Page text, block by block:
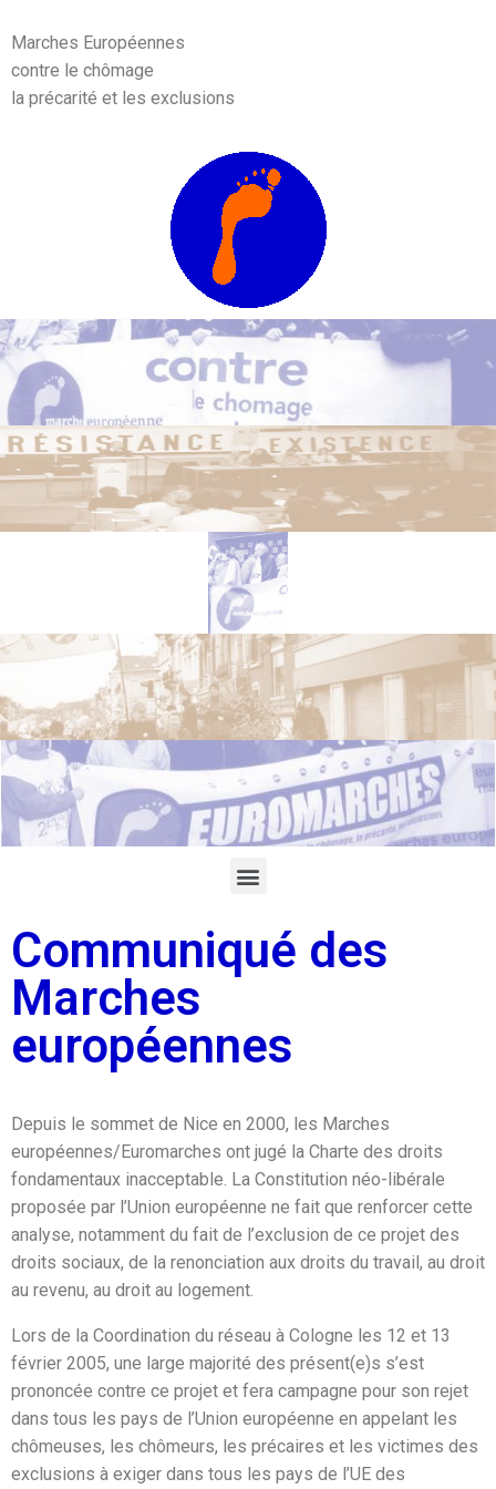
Marches Européennes
contre le chômage
la précarité et les exclusions
Communiqué des
Marches
européennes
Depuis le sommet de Nice en 2000, les Marches
européennes/Euromarches ont jugé la Charte des droits
fondamentaux inacceptable. La Constitution néo-libérale
proposée par l’Union européenne ne fait que renforcer cette
analyse, notamment du fait de l’exclusion de ce projet des
droits sociaux, de la renonciation aux droits du travail, au droit
au revenu, au droit au logement.
Lors de la Coordination du réseau à Cologne les 12 et 13
février 2005, une large majorité des présent(e)s s’est
prononcée contre ce projet et fera campagne pour son rejet
dans tous les pays de l’Union européenne en appelant les
chômeuses, les chômeurs, les précaires et les victimes des
exclusions à exiger dans tous les pays de l’UE des